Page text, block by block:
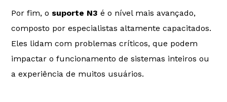
Por fim, o suporte N3 é o nível mais avançado,
composto por especialistas altamente capacitados.
Eles lidam com problemas críticos, que podem
impactar o funcionamento de sistemas inteiros ou
a experiência de muitos usuários.